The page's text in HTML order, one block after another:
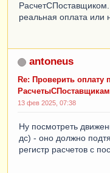
РасчетСПоставщиком.
реальная оплата или
antoneus
Re: Проверить оплату
13 фев 2025, 07:38
Ну посмотреть
дс) - оно должно
регистр расчетов с